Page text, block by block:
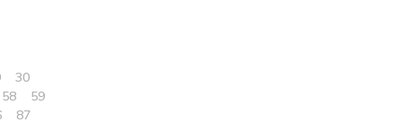
30
58
59
87